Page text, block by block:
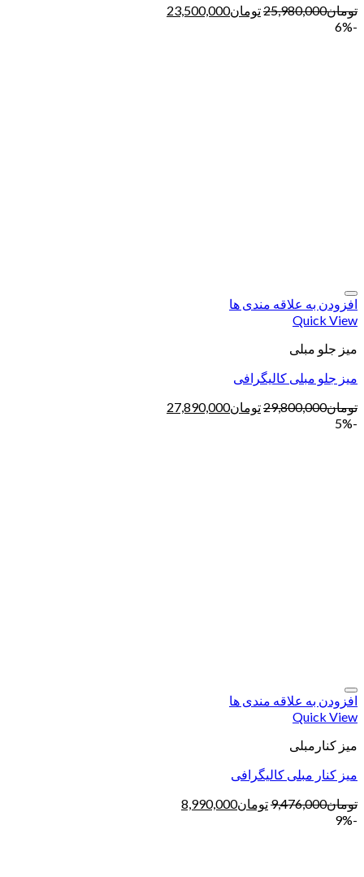
تومان25,980,000تومان23,500,000
-6%
افزودن به علاقه مندی ها
Quick View
میز جلو مبلی
میز جلو مبلی کالیگرافی
تومان29,800,000تومان27,890,000
-5%
افزودن به علاقه مندی ها
Quick View
میز کنارمبلی
میز کنار مبلی کالیگرافی
تومان9,476,000تومان8,990,000
-9%